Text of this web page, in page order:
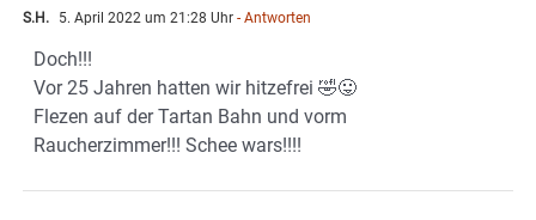
S.H. 5. April 2022 um 21:28 Uhr - Antworten
Doch!!!
Vor 25 Jahren hatten wir hitzefrei 🤣😛
Flezen auf der Tartan Bahn und vorm
Raucherzimmer!!! Schee wars!!!!